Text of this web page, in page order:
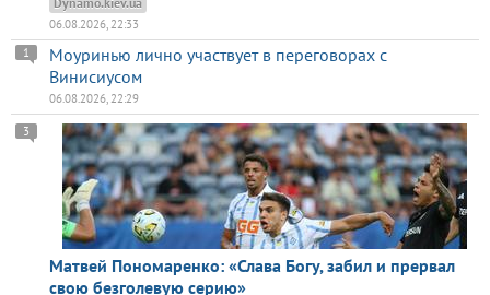
06.08.2026, 22:33
Моуринью лично участвует в переговорах с
Винисиусом
1
06.08.2026, 22:29
Матвей Пономаренко: «Слава Богу, забил и прервал
свою безголевую серию»
3